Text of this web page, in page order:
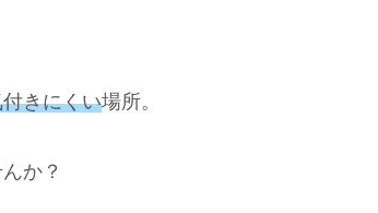
きにくい場所。
か？